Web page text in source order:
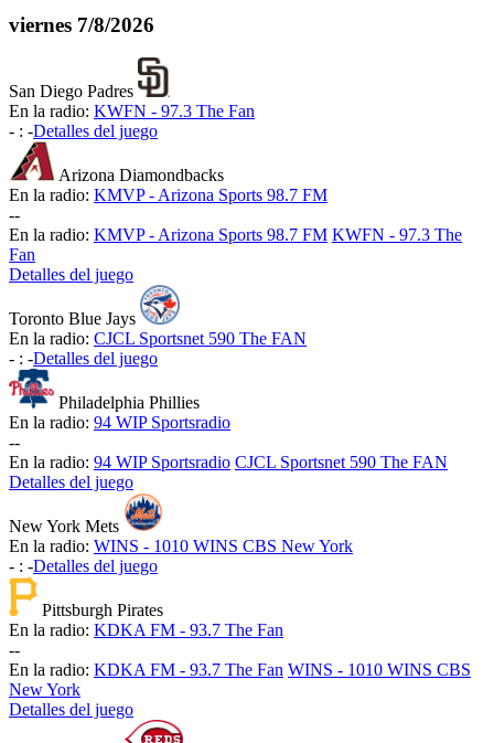
viernes 7/8/2026
San Diego Padres
En la radio: KWFN - 97.3 The Fan
- : -Detalles del juego
Arizona Diamondbacks
En la radio: KMVP - Arizona Sports 98.7 FM
--
En la radio: KMVP - Arizona Sports 98.7 FM KWFN - 97.3 The
Fan
Detalles del juego
Toronto Blue Jays
En la radio: CJCL Sportsnet 590 The FAN
- : -Detalles del juego
Philadelphia Phillies
En la radio: 94 WIP Sportsradio
--
En la radio: 94 WIP Sportsradio CJCL Sportsnet 590 The FAN
Detalles del juego
New York Mets
En la radio: WINS - 1010 WINS CBS New York
- : -Detalles del juego
Pittsburgh Pirates
En la radio: KDKA FM - 93.7 The Fan
--
En la radio: KDKA FM - 93.7 The Fan WINS - 1010 WINS CBS
New York
Detalles del juego